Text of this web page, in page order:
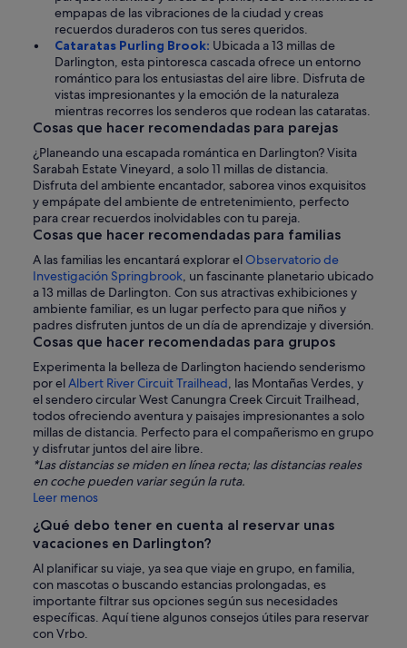
empapas de las vibraciones de la ciudad y creas
recuerdos duraderos con tus seres queridos.
Cataratas Purling Brook: Ubicada a 13 millas de
Darlington, esta pintoresca cascada ofrece un entorno
romántico para los entusiastas del aire libre. Disfruta de
vistas impresionantes y la emoción de la naturaleza
mientras recorres los senderos que rodean las cataratas.
Cosas que hacer recomendadas para parejas
¿Planeando una escapada romántica en Darlington? Visita
Sarabah Estate Vineyard, a solo 11 millas de distancia.
Disfruta del ambiente encantador, saborea vinos exquisitos
y empápate del ambiente de entretenimiento, perfecto
para crear recuerdos inolvidables con tu pareja.
Cosas que hacer recomendadas para familias
A las familias les encantará explorar elObservatorio de
Investigación Springbrook, un fascinante planetario ubicado
a 13 millas de Darlington. Con sus atractivas exhibiciones y
ambiente familiar, es un lugar perfecto para que niños y
padres disfruten juntos de un día de aprendizaje y diversión.
Cosas que hacer recomendadas para grupos
Experimenta la belleza de Darlington haciendo senderismo
por elAlbert River Circuit Trailhead, las Montañas Verdes, y
el sendero circular West Canungra Creek Circuit Trailhead,
todos ofreciendo aventura y paisajes impresionantes a solo
millas de distancia. Perfecto para el compañerismo en grupo
y disfrutar juntos del aire libre.
*Las distancias se miden en línea recta; las distancias reales
en coche pueden variar según la ruta.
Leer menos
¿Qué debo tener en cuenta al reservar unas
vacaciones en Darlington?
Al planificar su viaje, ya sea que viaje en grupo, en familia,
con mascotas o buscando estancias prolongadas, es
importante filtrar sus opciones según sus necesidades
específicas. Aquí tiene algunos consejos útiles para reservar
con Vrbo.